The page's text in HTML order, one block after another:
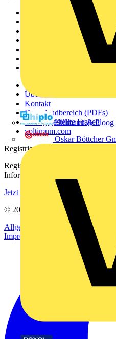
Hillmann &
Oskar Böttcher
Über uns
Kontakt
Downloadbereich (PDFs)
Häufig gestellte Fragen
voltimum.com
Registrierung
Registrieren Sie sich kostenlos
Informationen aus der
Jetzt registrieren
© 2002-
Voltimum
Allgemeine Geschäftsbedingungen
Impressum